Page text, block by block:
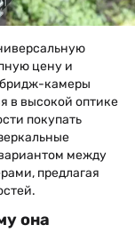
цену и
камеры
в высокой оптике
покупать
между
предлагая
она